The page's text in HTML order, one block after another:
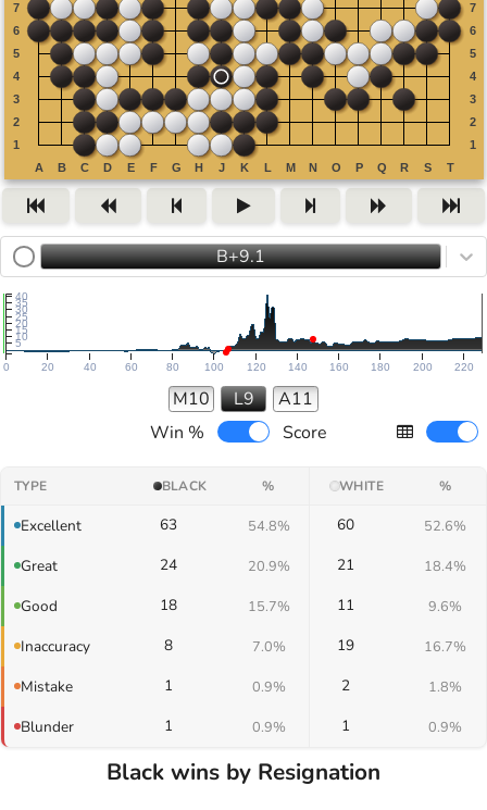
B+9.1
0 20 40 60 80 100 120 140 160 180 200 220
5
10
15
20
25
30
35
40
M10 L9
A11
Win %
Score
TYPE BLACK % WHITE %
Excellent 63 54.8% 60 52.6%
Great 24 20.9% 21 18.4%
Good 18 15.7% 11 9.6%
Inaccuracy 8 7.0% 19 16.7%
Mistake 1 0.9% 2 1.8%
Blunder 1 0.9% 1 0.9%
Black wins by Resignation